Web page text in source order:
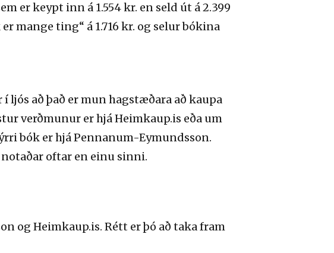
er keypt inn á 1.554 kr. en seld út á 2.399
mange ting“ á 1.716 kr. og selur bókina
ljós að það er mun hagstæðara að kaupa
verðmunur er hjá Heimkaup.is eða um
bók er hjá Pennanum-Eymundsson.
oftar en einu sinni.
og Heimkaup.is. Rétt er þó að taka fram